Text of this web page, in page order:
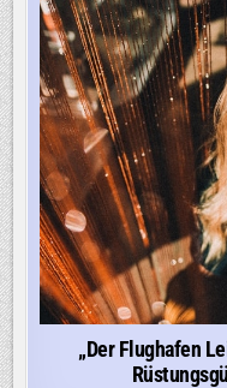
„Der Flughafen